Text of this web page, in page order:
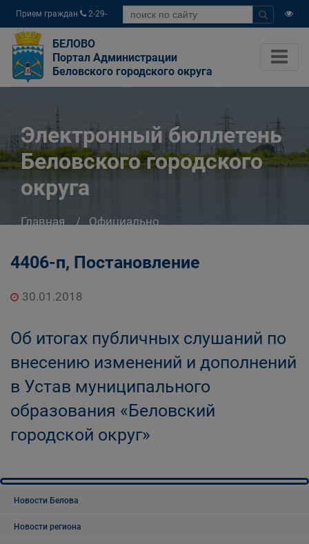
Прием граждан
2-29-
04
БЕЛОВО
Портал Администрации
Беловского городского округа
Электронный бюллетень
Беловского городского
округа
Главная
Официально
городского округа
4406-п, Постановление
30.01.2018
Об итогах публичных слушаний по
внесению изменений и дополнений
в Устав муниципального
образования «Беловский
городской округ»
Новости Белова
Новости региона